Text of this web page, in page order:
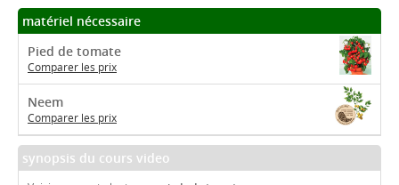
matériel nécessaire
Pied de tomate
Comparer les prix
Neem
Comparer les prix
synopsis du cours video